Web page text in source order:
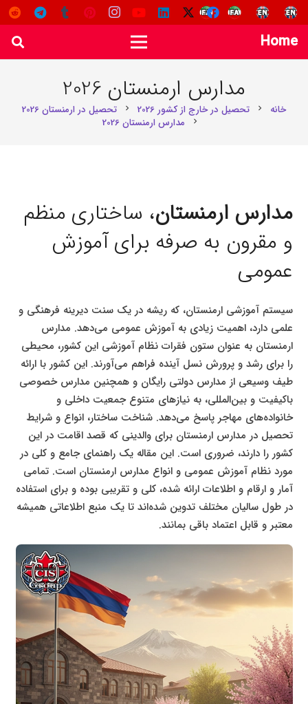
Home
مدارس ارمنستان 2026
خانه chevron_right تحصیل در خارج از کشور 2026 chevron_right تحصیل در ارمنستان 2026
chevron_right مدارس ارمنستان 2026
مدارس ارمنستان، ساختاری منظم
و مقرون به صرفه برای آموزش
عمومی
سیستم آموزشی ارمنستان، که ریشه در یک سنت دیرینه فرهنگی و
علمی دارد، اهمیت زیادی به آموزش عمومی می‌دهد. مدارس
ارمنستان به عنوان ستون فقرات نظام آموزشی این کشور، محیطی
را برای رشد و پرورش نسل آینده فراهم می‌آورند. این کشور با ارائه
طیف وسیعی از مدارس دولتی رایگان و همچنین مدارس خصوصی
باکیفیت و بین‌المللی، به نیازهای متنوع جمعیت داخلی و
خانواده‌های مهاجر پاسخ می‌دهد. شناخت ساختار، انواع و شرایط
تحصیل در مدارس ارمنستان برای والدینی که قصد اقامت در این
کشور را دارند، ضروری است. این مقاله یک راهنمای جامع و کلی در
مورد نظام آموزش عمومی و انواع مدارس ارمنستان است. تمامی
آمار و ارقام و اطلاعات ارائه شده، کلی و تقریبی بوده و برای استفاده
در طول سالیان مختلف تدوین شده‌اند تا یک منبع اطلاعاتی همیشه
معتبر و قابل اعتماد باقی بمانند.